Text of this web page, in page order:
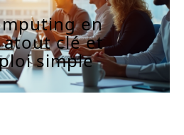
en
clé et
simple